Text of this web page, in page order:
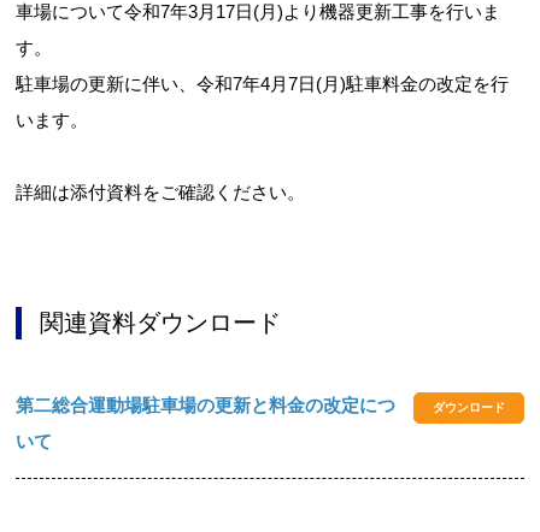
箕面市公共施設予約システム
車場について令和7年3月17日(月)より機器更新工事を行いま
す。
駐車場の更新に伴い、令和7年4月7日(月)駐車料金の改定を行
います。
詳細は添付資料をご確認ください。
関連資料ダウンロード
第二総合運動場駐車場の更新と料金の改定につ
いて
ダウンロード